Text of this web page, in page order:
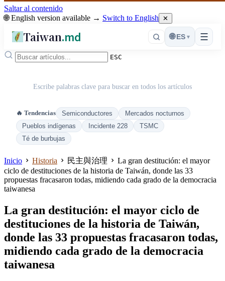
Saltar al contenido
🌐 English version available → Switch to English ✕
Taiwan.md ☰
🌐 ES ▾
ESC
Escribe palabras clave para buscar en todos los artículos
🔥 Tendencias Semiconductores
Mercados nocturnos
Pueblos indígenas
Incidente 228
TSMC
Té de burbujas
Inicio Historia 民主與治理
La gran destitución: el mayor
ciclo de destituciones de la historia de Taiwán, donde las 33
propuestas fracasaron todas, midiendo cada grado de la democracia
taiwanesa
La gran destitución: el mayor ciclo de
destituciones de la historia de Taiwán,
donde las 33 propuestas fracasaron todas,
midiendo cada grado de la democracia
taiwanesa